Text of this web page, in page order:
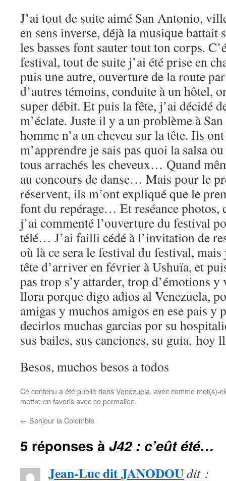
J’ai tout de suite aimé San Antonio,
en sens inverse, déjà la musique
les basses font sauter tout ton corps.
festival, tout de suite j’ai été prise en
puis une autre, ouverture de la route
d’autres témoins, conduite à un hôtel,
super débit. Et puis la fête, j’ai décidé
m’éclate. Juste il y a un problème à
homme n’a un cheveu sur la tête. Ils ont
m’apprendre je sais pas quoi la salsa
tous arrachés les cheveux… Quand
au concours de danse… Mais pour le
réservent, ils m’ont expliqué que le
font du repérage… Et reséance photos,
j’ai commenté l’ouverture du festival
télé… J’ai failli cédé à l’invitation de
où là ce sera le festival du festival,
tête d’arriver en février à Ushuïa, et
pas trop s’y attarder, trop d’émotions
llora porque digo adios al Venezuela,
amigas y muchos amigos en ese pais y
decirlos muchas garcias por su
sus bailes, sus canciones, su guia,
Besos, muchos besos a todos
Ce contenu a été publié dansVenezuela, avec comme mot(s)-
mettre en favoris avecce permalien.
← Bonjour la Colombie
5 réponses à J42 : c’eût été…
Jean-Luc dit JANODOUdit :